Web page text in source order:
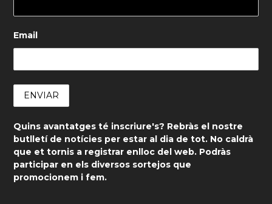
Email
Quins avantatges té inscriure's? Rebràs el nostre
butlletí de notícies per estar al dia de tot. No caldrà
que et tornis a registrar enlloc del web. Podràs
participar en els diversos sortejos que
promocionem i fem.